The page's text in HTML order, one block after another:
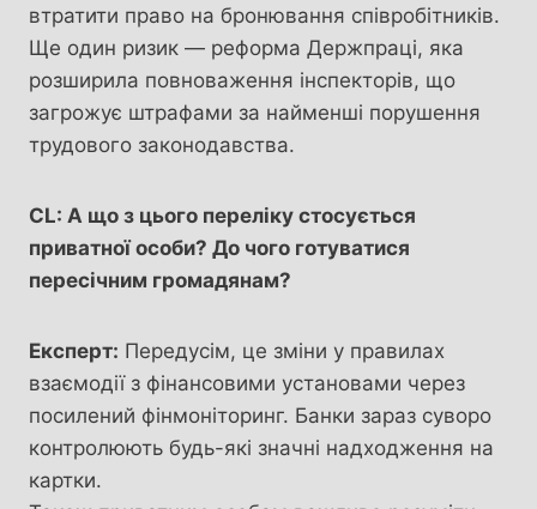
втратити право на бронювання співробітників.
Ще один ризик — реформа Держпраці, яка
розширила повноваження інспекторів, що
загрожує штрафами за найменші порушення
трудового законодавства.
CL: А що з цього переліку стосується
приватної особи? До чого готуватися
пересічним громадянам?
Експерт: Передусім, це зміни у правилах
взаємодії з фінансовими установами через
посилений фінмоніторинг. Банки зараз суворо
контролюють будь-які значні надходження на
картки.